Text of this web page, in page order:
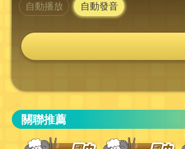
自動播放 自動發音
關聯推薦